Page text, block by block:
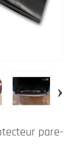
›
pare-